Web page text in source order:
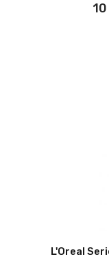
L'Oreal